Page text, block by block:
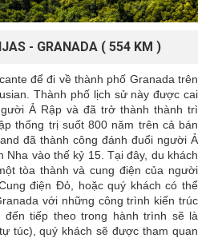
- GRANADA ( 554 KM )
để đi về thành phố Granada trên
Thành phố lịch sử này được cai
Ả Rập và đã trở thành thành trì
thống trị suốt 800 năm trên cả bán
đã thành công đánh đuổi người Ả
Nha vào thế kỷ 15. Tại đây, du khách
tòa thành và cung điện của người
điện Đỏ, hoặc quý khách có thể
với những công trình kiến trúc
tiếp theo trong hành trình sẽ là
túc), quý khách sẽ được tham quan